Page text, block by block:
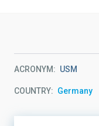
ACRONYM USM
COUNTRY Germany